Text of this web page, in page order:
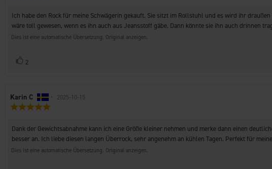
5
Sternen
Rezensionstext:
Ich habe den Rock für meine Schwägerin gekauft. Sie sitzt im Rollstuhl und es wird ihr
wäre toll gewesen, wenn es ihn auch aus Jeansstoff gäbe. Dann könnte sie ihn auch drinnen
Dies ist eine automatische Übersetzung. Original anzeigen.
Stimme
2
Autor
der
Karin C • Bewertungsdatum:
2025-10-15
5
Sternen
Rezensionstext:
Dank der Gewichtsabnahme kann ich eine Größe kleiner nehmen und merke dann einen
besser an. Ich liebe diesen langen Überrock, sehr angenehm an kühlen Tagen. Perfekt für
Dies ist eine automatische Übersetzung. Original anzeigen.